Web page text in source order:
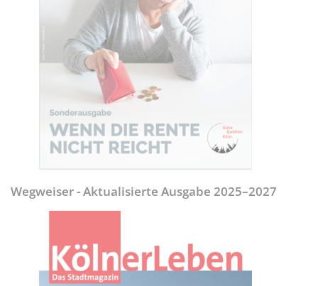
Wegweiser - Aktualisierte Ausgabe 2025–2027